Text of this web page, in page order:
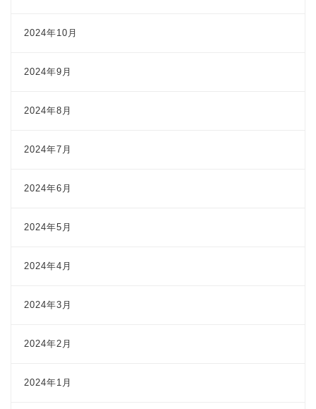
2024年10月
2024年9月
2024年8月
2024年7月
2024年6月
2024年5月
2024年4月
2024年3月
2024年2月
2024年1月